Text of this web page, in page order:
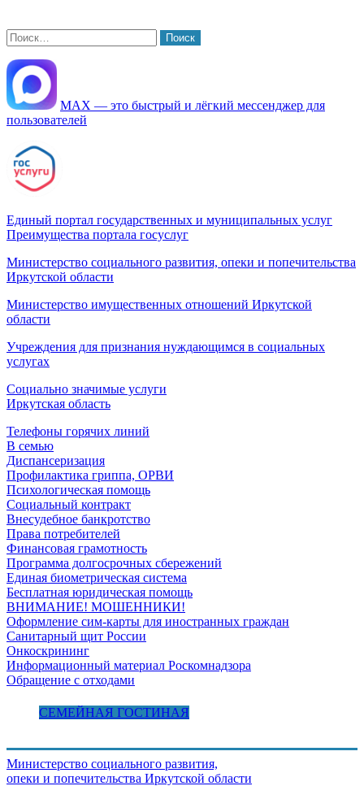
Найти:
МАХ — это быстрый и лёгкий мессенджер для
пользователей
Единый портал государственных и муниципальных услуг
Преимущества портала госуслуг
Министерство социального развития, опеки и попечительства
Иркутской области
Министерство имущественных отношений Иркутской
области
Учреждения для признания нуждающимся в социальных
услугах
Социально значимые услуги
Иркутская область
Телефоны горячих линий
В семью
Диспансеризация
Профилактика гриппа, ОРВИ
Психологическая помощь
Социальный контракт
Внесудебное банкротство
Права потребителей
Финансовая грамотность
Программа долгосрочных сбережений
Единая биометрическая система
Бесплатная юридическая помощь
ВНИМАНИЕ! МОШЕННИКИ!
Оформление сим-карты для иностранных граждан
Санитарный щит России
Онкоскрининг
Информационный материал Роскомнадзора
Обращение с отходами
СЕМЕЙНАЯ ГОСТИНАЯ
Министерство социального развития,
опеки и попечительства Иркутской области